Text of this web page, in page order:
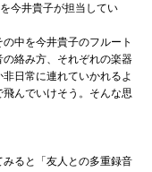
今井貴子が担当してい
中を今井貴子のフルート
絡み方、それぞれの楽器
日常に連れていかれるよ
んでいけそう。そんな思
ると「友人との多重録音